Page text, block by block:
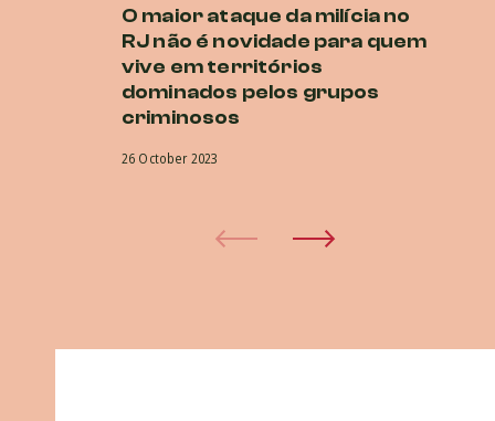
O maior ataque da milícia no
RJ não é novidade para quem
vive em territórios
dominados pelos grupos
criminosos
26 October 2023